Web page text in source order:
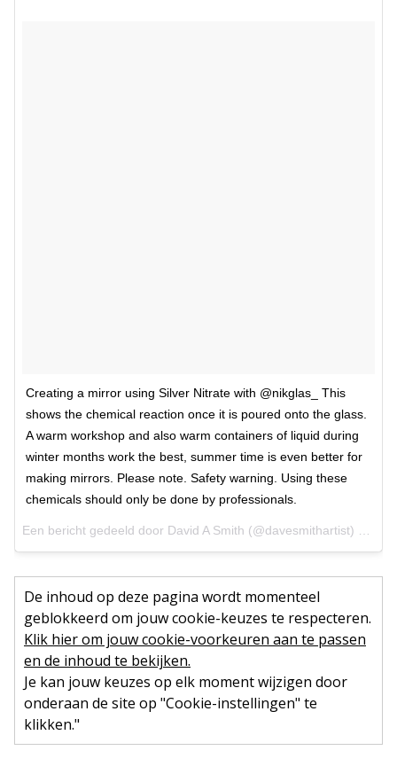
Creating a mirror using Silver Nitrate with @nikglas_ This
shows the chemical reaction once it is poured onto the glass.
A warm workshop and also warm containers of liquid during
winter months work the best, summer time is even better for
making mirrors. Please note. Safety warning. Using these
chemicals should only be done by professionals.
De inhoud op deze pagina wordt momenteel
geblokkeerd om jouw cookie-keuzes te respecteren.
Klik hier om jouw cookie-voorkeuren aan te passen
en de inhoud te bekijken.
Je kan jouw keuzes op elk moment wijzigen door
onderaan de site op "Cookie-instellingen" te
klikken."